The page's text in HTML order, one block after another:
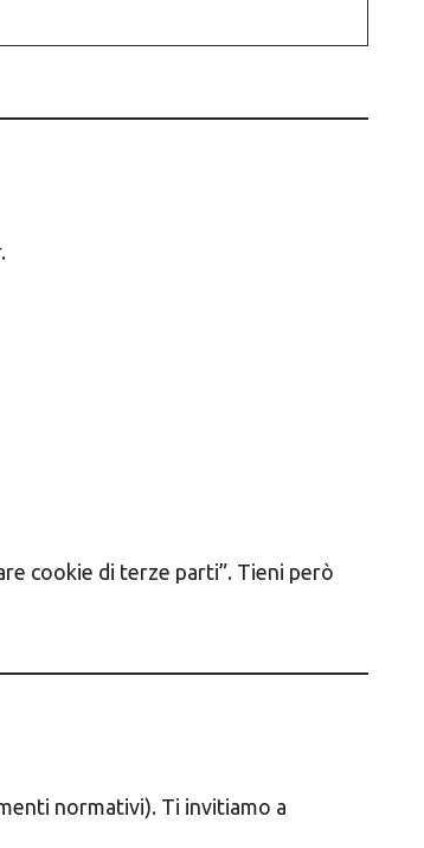
cookie di terze parti”. Tieni però
normativi). Ti invitiamo a